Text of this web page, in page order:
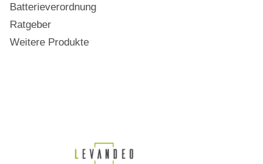
Batterieverordnung
Ratgeber
Weitere Produkte